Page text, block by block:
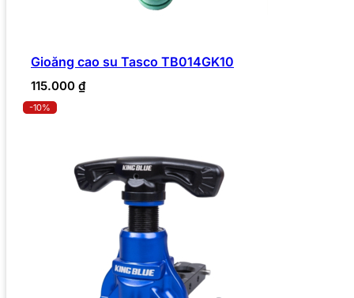
Gioăng cao su Tasco TB014GK10
115.000 ₫
-10%